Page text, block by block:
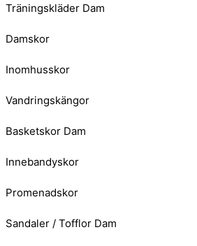
Träningskläder Dam
Damskor
Inomhusskor
Vandringskängor
Basketskor Dam
Innebandyskor
Promenadskor
Sandaler / Tofflor Dam